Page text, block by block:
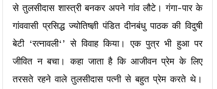
से तुलसीदास शास्त्री बनकर अपने गांव लौटे। गंगा-पार के
गांववासी प्रसिद्ध ज्योतिष्ज्ञी पंडित दीनबंधु पाठक की विदुषी
बेटी ‘रत्नावली‘’ से विवाह किया। एक पुत्र भी हुआ पर
जीवित न बचा। कहा जाता है कि आजीवन प्रेम के लिए
तरसते रहने वाले तुलसीदास पत्नी से बहुत प्रेम करते थे।